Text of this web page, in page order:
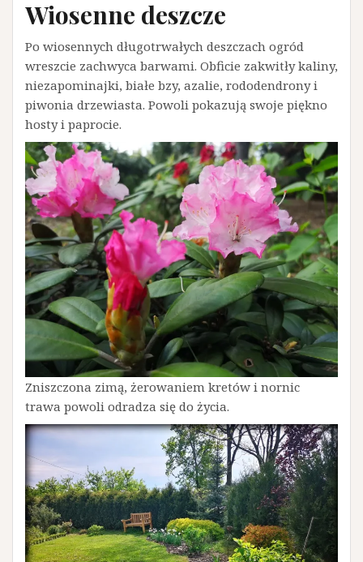
Wiosenne deszcze
Po wiosennych długotrwałych deszczach ogród
wreszcie zachwyca barwami. Obficie zakwitły kaliny,
niezapominajki, białe bzy, azalie, rododendrony i
piwonia drzewiasta. Powoli pokazują swoje piękno
hosty i paprocie.
Zniszczona zimą, żerowaniem kretów i nornic
trawa powoli odradza się do życia.